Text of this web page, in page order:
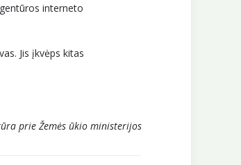
interneto
Jis įkvėps kitas
prie Žemės ūkio ministerijos